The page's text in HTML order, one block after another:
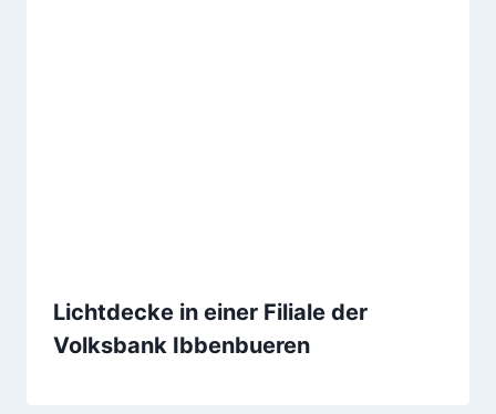
Lichtdecke in einer Filiale der
Volksbank Ibbenbueren